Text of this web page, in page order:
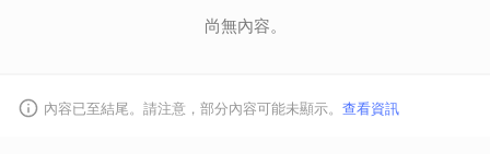
尚無內容。
內容已至結尾。請注意，部分內容可能未顯示。 查看資訊